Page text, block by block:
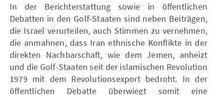
In der Berichterstattung sowie in öffentlichen
Debatten in den Golf-Staaten sind neben Beiträgen,
die Israel verurteilen, auch Stimmen zu vernehmen,
die anmahnen, dass Iran ethnische Konflikte in der
direkten Nachbarschaft, wie dem Jemen, anheizt
und die Golf-Staaten seit der islamischen Revolution
1979 mit dem Revolutionsexport bedroht. In der
öffentlichen Debatte überwiegt somit eine